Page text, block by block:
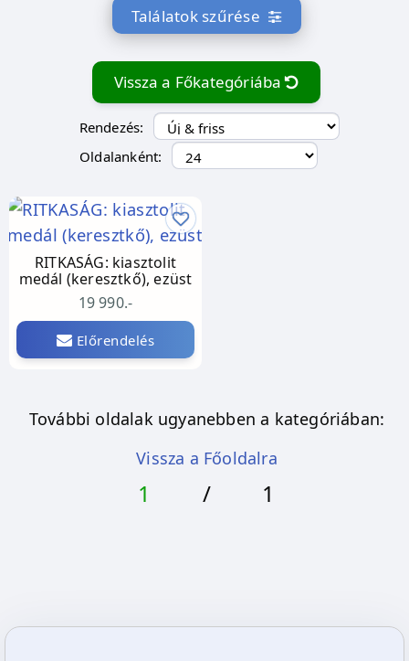
Találatok szűrése
Vissza a Főkategóriába
Rendezés:
Oldalanként:
RITKASÁG: kiasztolit
medál (keresztkő), ezüst
19 990.-
Előrendelés
További oldalak ugyanebben a kategóriában:
Vissza a Főoldalra
1 / 1